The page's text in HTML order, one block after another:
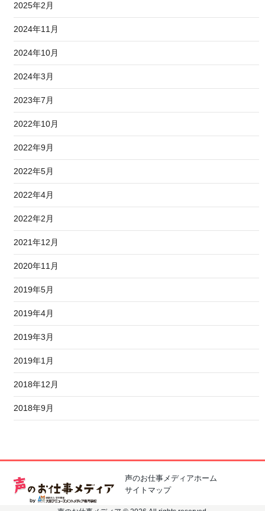
2025年2月
2024年11月
2024年10月
2024年3月
2023年7月
2022年10月
2022年9月
2022年5月
2022年4月
2022年2月
2021年12月
2020年11月
2019年5月
2019年4月
2019年3月
2019年1月
2018年12月
2018年9月
声のお仕事メディアホーム
サイトマップ